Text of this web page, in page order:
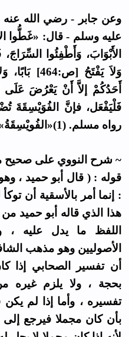
وعن جابر - رضي الله
عليه وسلم - قال: «غَطُّوا
الأَبْوَابَ، وَأَطْفِئُوا
وَلاَ يَفْتَحُ
أَحَدُكُمْ إلاَّ أَنْ يَعْرُضَ عَلَى
فَلْيَفْعَل، فإنَّ الفُوَيْسِقَةَ
رواه مسلم. (1)«الفُويْسِقَةُ»: الفَأرَةُ، «وَتُضْرِمُ»: تُحْرِقُ.
~ شرح النووي على صحيح
قوله : ( قال أبو حميد ،
: إنما أمر بالأسقية أن توكأ
هذا الذي قاله أبو حميد
اللفظ ما يدل عليه ،
الأصوليين وهو مذهب
أن تفسير الصحابي إذا
بحجة ، ولا يلزم غيره
تفسيره ، وأما إذا لم
بأن كان مجملا فيرجع إلى